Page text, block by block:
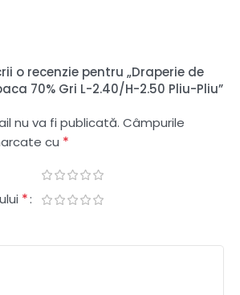
o recenzie pentru „Draperie de
70% Gri L-2.40/H-2.50 Pliu-Pliu”
nu va fi publicată. Câmpurile
cu *
*